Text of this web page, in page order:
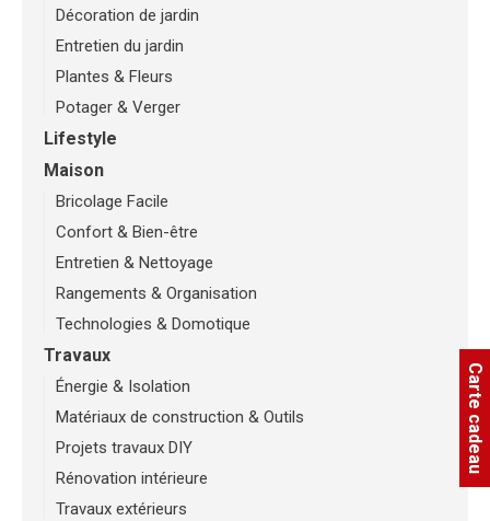
Décoration de jardin
Entretien du jardin
Plantes & Fleurs
Potager & Verger
Lifestyle
Maison
Bricolage Facile
Confort & Bien-être
Entretien & Nettoyage
Rangements & Organisation
Technologies & Domotique
Travaux
Énergie & Isolation
Matériaux de construction & Outils
Projets travaux DIY
Rénovation intérieure
Travaux extérieurs
Carte cadeau